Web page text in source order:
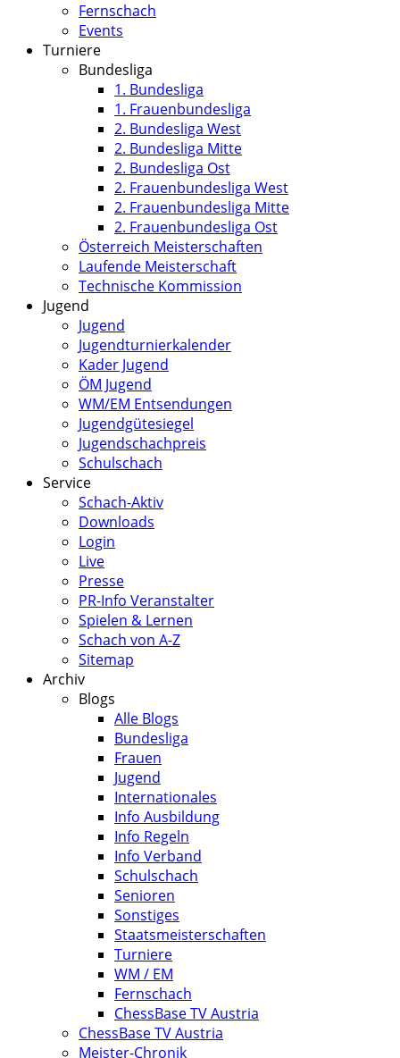
Fernschach
Events
Turniere
Bundesliga
1. Bundesliga
1. Frauenbundesliga
2. Bundesliga West
2. Bundesliga Mitte
2. Bundesliga Ost
2. Frauenbundesliga West
2. Frauenbundesliga Mitte
2. Frauenbundesliga Ost
Österreich Meisterschaften
Laufende Meisterschaft
Technische Kommission
Jugend
Jugend
Jugendturnierkalender
Kader Jugend
ÖM Jugend
WM/EM Entsendungen
Jugendgütesiegel
Jugendschachpreis
Schulschach
Service
Schach-Aktiv
Downloads
Login
Live
Presse
PR-Info Veranstalter
Spielen & Lernen
Schach von A-Z
Sitemap
Archiv
Blogs
Alle Blogs
Bundesliga
Frauen
Jugend
Internationales
Info Ausbildung
Info Regeln
Info Verband
Schulschach
Senioren
Sonstiges
Staatsmeisterschaften
Turniere
WM / EM
Fernschach
ChessBase TV Austria
ChessBase TV Austria
Meister-Chronik